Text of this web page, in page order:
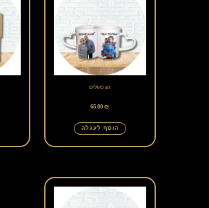
זוג ספלים
65.00₪
הוסף לעגלה